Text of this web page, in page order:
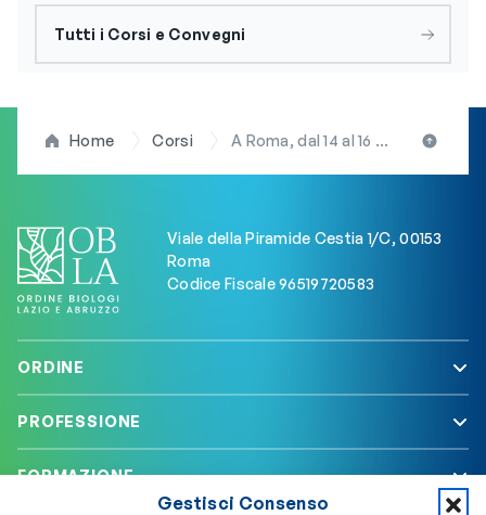
Gestisci Consenso
Tutti i Corsi e Convegni
Home Corsi A Roma, dal 14 al 16 marzo, la X edizione del congresso nazionale della SIERR organizzato con il patrocinio dell’OBLA
Viale della Piramide Cestia 1/C, 00153
Roma
Codice Fiscale 96519720583
ORDINE
PROFESSIONE
FORMAZIONE